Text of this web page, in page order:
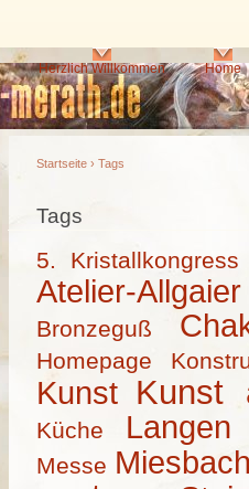
Herzlich Willkommen Home
Sie sind hier
Startseite › Tags
Tags
5. Kristallkongress
Atelier-Allgaier
Bronzeguß
Homepage
Kunst Kunst
Küche Langen
Messe